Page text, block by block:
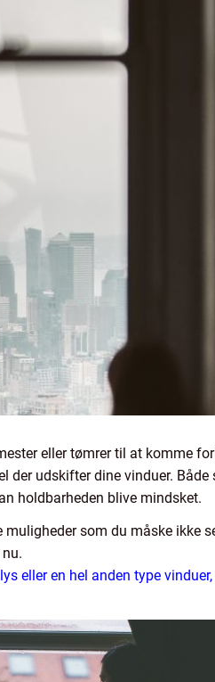
eller tømrer til at komme
udskifter dine vinduer. Både
holdbarheden blive mindsket.
som du måske
eller en hel anden type